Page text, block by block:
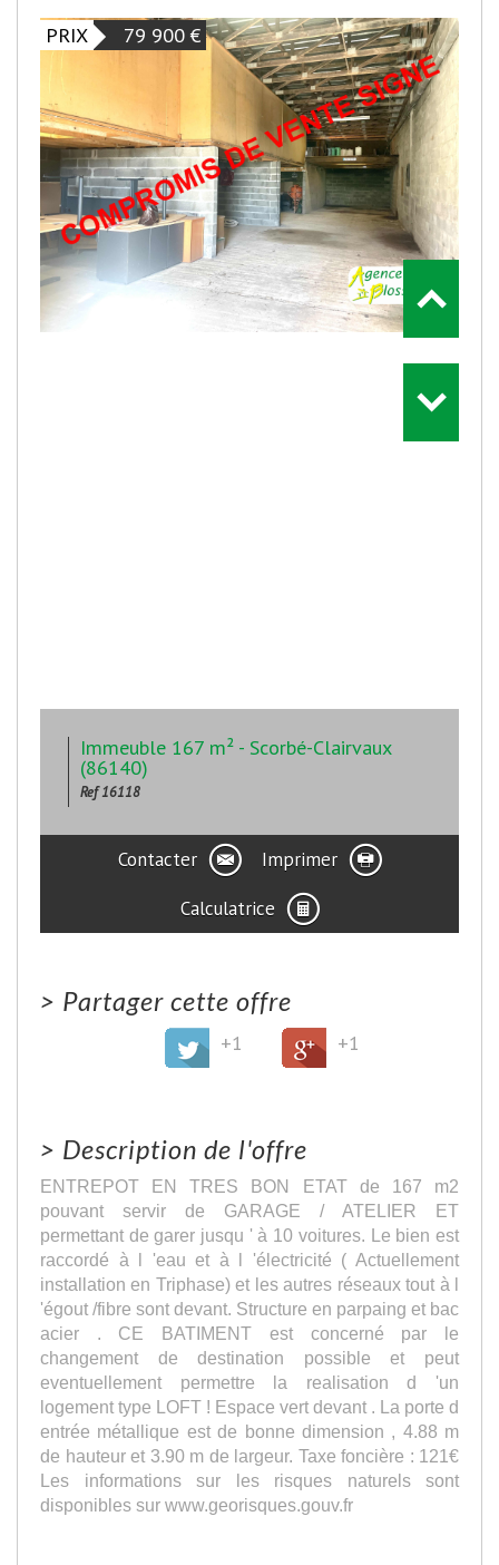
PRIX 79 900 €
Immeuble 167 m² - Scorbé-Clairvaux
(86140)
Ref 16118
Contacter
Imprimer
Calculatrice
> Partager cette offre
+1 +1
> Description de l'offre
ENTREPOT EN TRES BON ETAT de 167 m2
pouvant servir de GARAGE / ATELIER ET
permettant de garer jusqu ' à 10 voitures. Le bien est
raccordé à l 'eau et à l 'électricité ( Actuellement
installation en Triphase) et les autres réseaux tout à l
'égout /fibre sont devant. Structure en parpaing et bac
acier . CE BATIMENT est concerné par le
changement de destination possible et peut
eventuellement permettre la realisation d 'un
logement type LOFT ! Espace vert devant . La porte d
entrée métallique est de bonne dimension , 4.88 m
de hauteur et 3.90 m de largeur. Taxe foncière : 121€
Les informations sur les risques naturels sont
disponibles sur www.georisques.gouv.fr